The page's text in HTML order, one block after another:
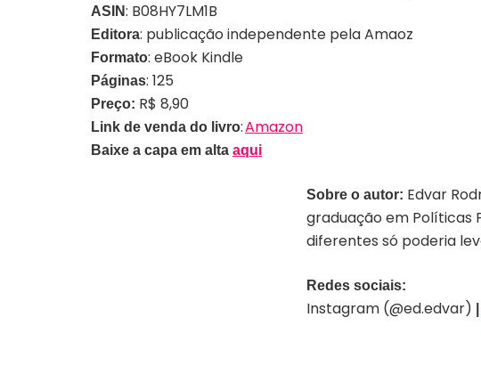
ASIN: B08HY7LM1B
Editora: publicação independente pela Amaoz
Formato: eBook Kindle
Páginas: 125
Preço: R$ 8,90
Link de venda do livro:Amazon
Baixe a capa em alta aqui
Sobre o autor: Edvar
graduação em Políticas
diferentes só poderia
Redes sociais:
Instagram (@ed.edvar)